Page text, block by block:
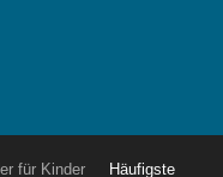
für Kinder
Häufigste